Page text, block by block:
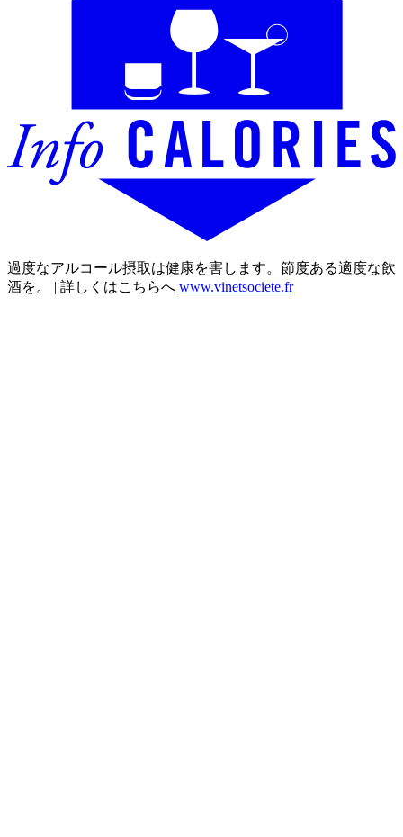
過度なアルコール摂取は健康を害します。節度ある適度な飲
酒を。 | 詳しくはこちらへ www.vinetsociete.fr